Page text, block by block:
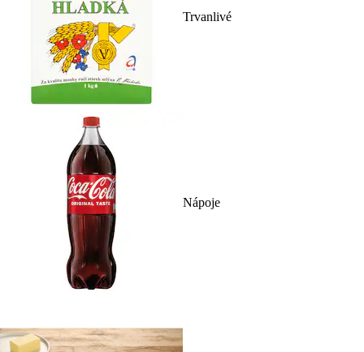
Trvanlivé
Nápoje